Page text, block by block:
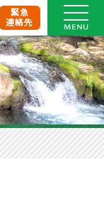
緊急
連絡先